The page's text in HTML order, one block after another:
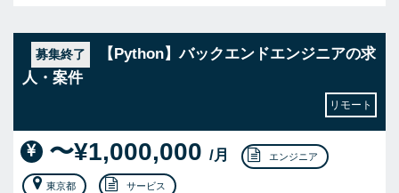
募集終了
【Python】バックエンドエンジニアの求
人・案件
リモート
〜¥1,000,000 /月 エンジニア
東京都 サービス